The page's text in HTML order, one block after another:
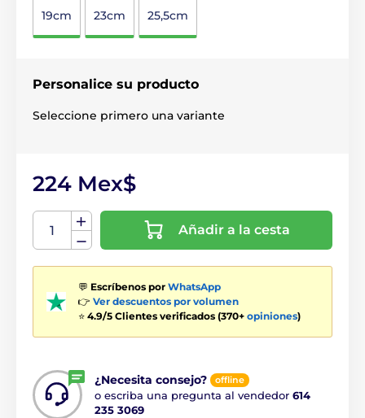
19cm 23cm 25,5cm
Personalice su producto
Seleccione primero una variante
224 Mex$
Añadir a la cesta
💬 Escríbenos por WhatsApp
👉 Ver descuentos por volumen
⭐ 4.9/5 Clientes verificados (370+ opiniones)
¿Necesita consejo? offline
o escriba una pregunta al vendedor 614
235 3069